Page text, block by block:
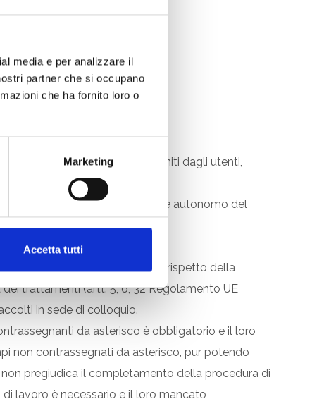
media e per analizzare il
partner che si occupano
che ha fornito loro o
Marketing
Accetta tutti
personali, volontariamente forniti dagli utenti,
Unipersonale in qualità di titolare autonomo del
S.r.l. Unipersonale nel pieno rispetto della
trattamenti (artt. 5, 6, 32 Regolamento UE
in sede di colloquio.
da asterisco è obbligatorio e il loro
non contrassegnati da asterisco, pur potendo
pregiudica il completamento della procedura di
lavoro è necessario e il loro mancato